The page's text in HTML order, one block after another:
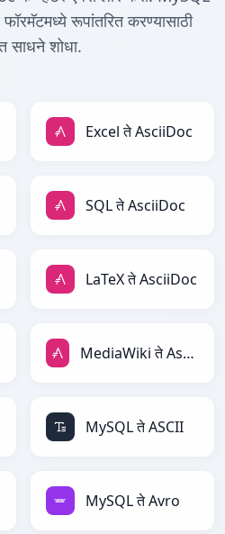
रूपांतरित करण्यासाठी
साधने शोधा.
Excel ते AsciiDoc
SQL ते AsciiDoc
LaTeX ते AsciiDoc
MediaWiki ते AsciiDoc
MySQL ते ASCII
MySQL ते Avro